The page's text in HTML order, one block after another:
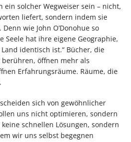
solcher Wegweiser sein – nicht,
liefert, sondern indem sie
wie John O’Donohue so
Seele hat ihre eigene Geographie,
identisch ist.“ Bücher, die
öffnen mehr als
Erfahrungsräume. Räume, die
sich von gewöhnlicher
uns nicht optimieren, sondern
schnellen Lösungen, sondern
wir uns selbst begegnen